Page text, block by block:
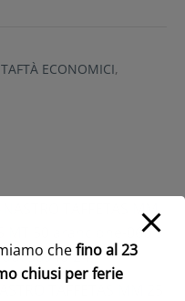
ECONOMICI,
TAFFETAS MM 25
chefino al 23
chiusi per ferie